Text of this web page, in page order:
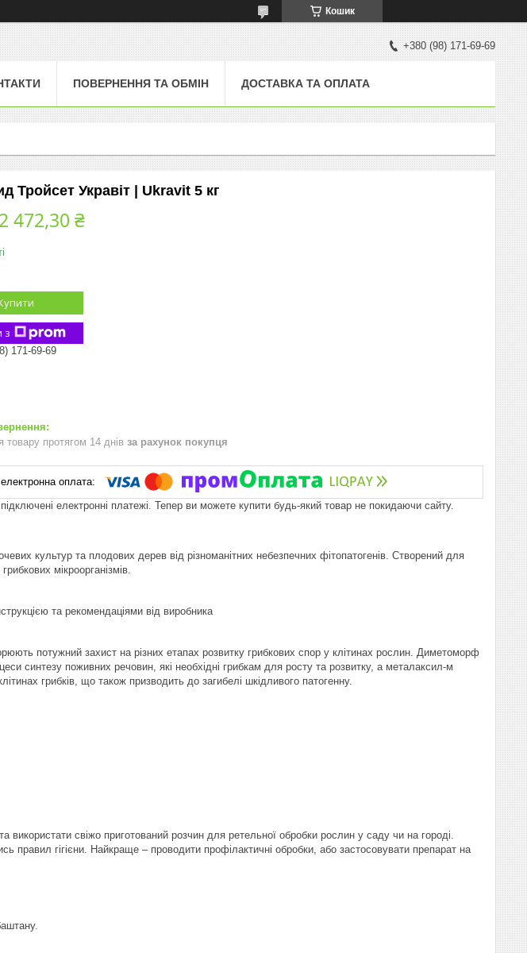
Кошик
+380 (98) 171-69-69
ПОВЕРНЕННЯ ТА ОБМІН ДОСТАВКА ТА ОПЛАТА
Тройсет Укравіт | Ukravit 5 кг
2 472,30 ₴
з
171-69-69
товару протягом 14 днів за рахунок покупця
підключені електронні платежі. Тепер ви можете купити будь-який товар не покидаючи сайту.
культур та плодових дерев від різноманітних небезпечних фітопатогенів. Створений для
мікроорганізмів.
та рекомендаціями від виробника
потужний захист на різних етапах розвитку грибкових спор у клітинах рослин. Диметоморф
синтезу поживних речовин, які необхідні грибкам для росту та розвитку, а металаксил-м
грибків, що також призводить до загибелі шкідливого патогенну.
використати свіжо приготований розчин для ретельної обробки рослин у саду чи на городі.
правил гігієни. Найкраще – проводити профілактичні обробки, або застосовувати препарат на